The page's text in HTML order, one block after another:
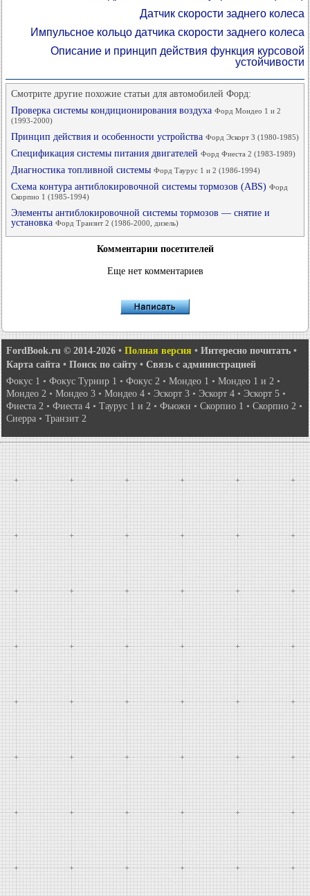
Датчик скорости заднего колеса
Импульсное кольцо датчика скорости заднего колеса
Описание и принцип действия функция курсовой
устойчивости
Смотрите другие похожие статьи для автомобилей Форд:
Проверка системы кондиционирования воздуха Форд Мондео 1 и 2
(1993-2000)
Принцип действия и особенности устройства Форд Эскорт 3 (1980-1985)
Спецификация системы питания двигателей Форд Фиеста 2 (1983-1989)
Диагностика топливной системы Форд Таурус 1 и 2 (1986-1994)
Схема контура антиблокировочной системы тормозов (ABS) Форд
Скорпио 1 (1985-1994)
Элементы антиблокировочной системы тормозов — снятие и
установка Форд Транзит 2 (1986-2000, дизель)
Комментарии посетителей
Еще нет комментариев
FordBook.ru © 2014-2026 • Полная версия • Интересно почитать •
Карта сайта • Поиск по сайту • Связь с администрацией
Фокус 1 • Фокус Турнир 1 • Фокус 2 • Мондео 1 • Мондео 1 и 2 •
Мондео 2 • Мондео 3 • Мондео 4 • Эскорт 3 • Эскорт 4 • Эскорт 5 •
Фиеста 2 • Фиеста 4 • Таурус 1 и 2 • Фьюжн • Скорпио 1 • Скорпио 2 •
Сиерра • Транзит 2